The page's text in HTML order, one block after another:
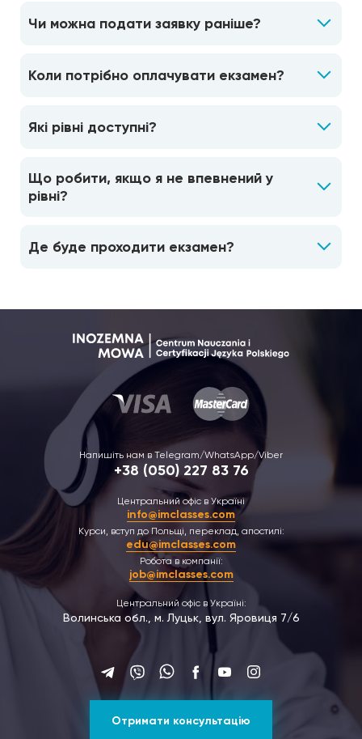
Чи можна подати заявку раніше?
Коли потрібно оплачувати екзамен?
Які рівні доступні?
Що робити, якщо я не впевнений у
рівні?
Де буде проходити екзамен?
Напишіть нам в Telegram/WhatsApp/Viber
+38 (050) 227 83 76
Центральний офіс в Україні
info@imclasses.com
Курси, вступ до Польщі, переклад, апостилі:
edu@imclasses.com
Робота в компанії:
job@imclasses.com
Центральний офіс в Україні:
Волинська обл., м. Луцьк, вул. Яровиця 7/6
Отримати консультацію